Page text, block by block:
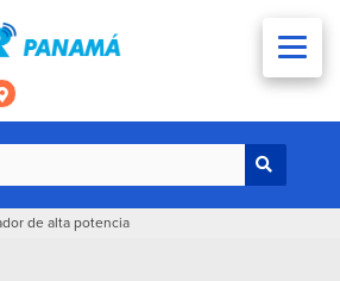
de alta potencia